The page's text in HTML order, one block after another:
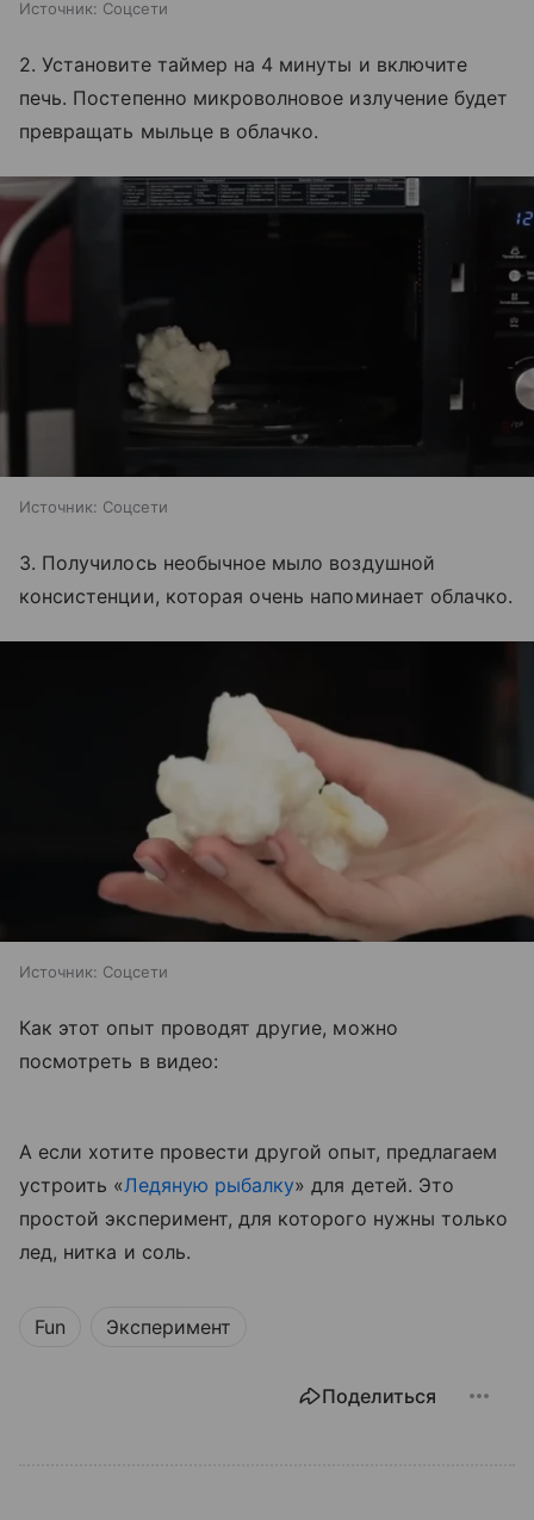
Источник: Соцсети
2. Установите таймер на 4 минуты и включите
печь. Постепенно микроволновое излучение будет
превращать мыльце в облачко.
Источник: Соцсети
3. Получилось необычное мыло воздушной
консистенции, которая очень напоминает облачко.
Источник: Соцсети
Как этот опыт проводят другие, можно
посмотреть в видео:
А если хотите провести другой опыт, предлагаем
устроить «Ледяную рыбалку» для детей. Это
простой эксперимент, для которого нужны только
лед, нитка и соль.
Fun Эксперимент
Поделиться